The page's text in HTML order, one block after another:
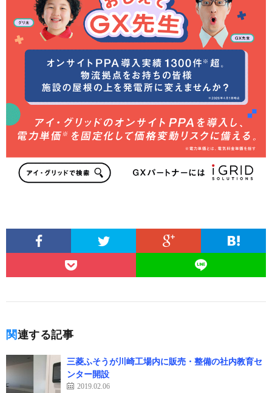
関連する記事
三菱ふそうが川崎工場内に販売・整備の社内教育セ
ンター開設
2019.02.06